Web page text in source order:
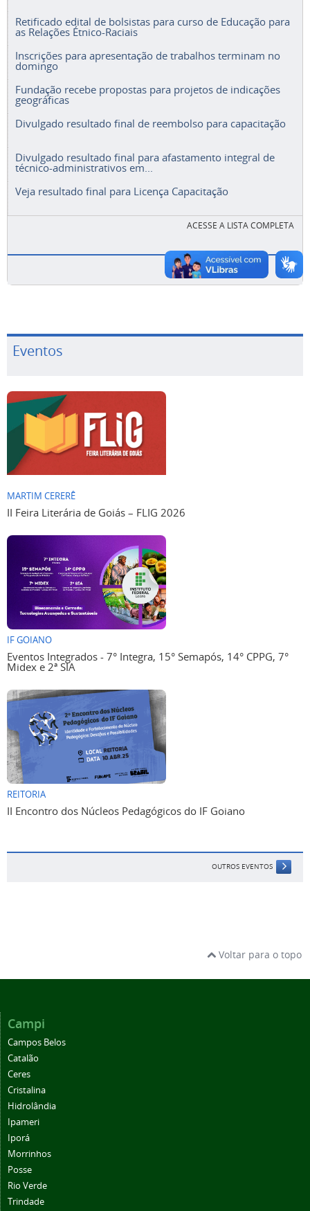
Retificado edital de bolsistas para curso de Educação para
as Relações Étnico-Raciais
Inscrições para apresentação de trabalhos terminam no
domingo
Fundação recebe propostas para projetos de indicações
geográficas
Divulgado resultado final de reembolso para capacitação
Divulgado resultado final para afastamento integral de
técnico-administrativos em...
Veja resultado final para Licença Capacitação
ACESSE A LISTA COMPLETA
Eventos
MARTIM CERERÊ
II Feira Literária de Goiás – FLIG 2026
IF GOIANO
Eventos Integrados - 7° Integra, 15° Semapós, 14° CPPG, 7°
Midex e 2ª SIA
REITORIA
II Encontro dos Núcleos Pedagógicos do IF Goiano
OUTROS EVENTOS
Voltar para o topo
Campi
Campos Belos
Catalão
Ceres
Cristalina
Hidrolândia
Ipameri
Iporá
Morrinhos
Posse
Rio Verde
Trindade